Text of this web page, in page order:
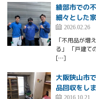
綾部市での
細々とした
2026.02.26
「不用品が増
る」 「戸建て
[…]
大阪狭山市
品回収をしま
2016.10.21